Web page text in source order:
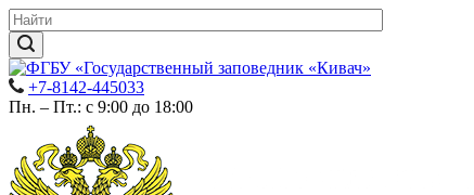
+7-8142-445033
Пн. – Пт.: с 9:00 до 18:00